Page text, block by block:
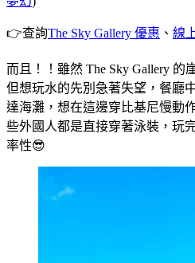
👉查詢The Sky Gallery 優惠 、 線
而且！！雖然 The Sky Gallery 的
但想玩水的先別急著失望，餐廳
達海灘，想在這邊穿比基尼慢動
些外國人都是直接穿著泳裝，玩
率性😎